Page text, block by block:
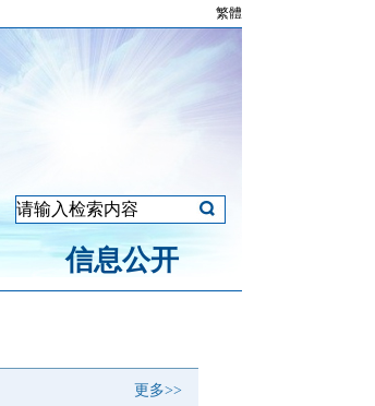
繁體
信息公开
更多>>